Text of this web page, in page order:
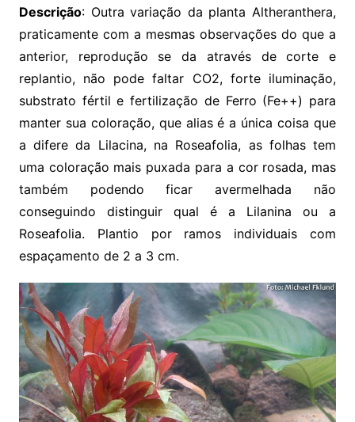
Descrição: Outra variação da planta Altheranthera,
praticamente com a mesmas observações do que a
anterior, reprodução se da através de corte e
replantio, não pode faltar CO2, forte iluminação,
substrato fértil e fertilização de Ferro (Fe++) para
manter sua coloração, que alias é a única coisa que
a difere da Lilacina, na Roseafolia, as folhas tem
uma coloração mais puxada para a cor rosada, mas
também podendo ficar avermelhada não
conseguindo distinguir qual é a Lilanina ou a
Roseafolia. Plantio por ramos individuais com
espaçamento de 2 a 3 cm.